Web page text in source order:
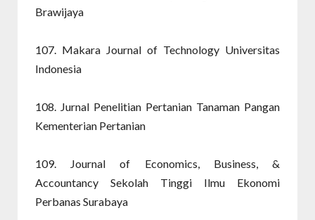
Brawijaya
107. Makara Journal of Technology Universitas
Indonesia
108. Jurnal Penelitian Pertanian Tanaman Pangan
Kementerian Pertanian
109. Journal of Economics, Business, &
Accountancy Sekolah Tinggi Ilmu Ekonomi
Perbanas Surabaya